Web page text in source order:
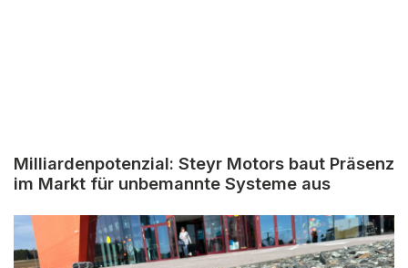
Milliardenpotenzial: Steyr Motors baut Präsenz
im Markt für unbemannte Systeme aus